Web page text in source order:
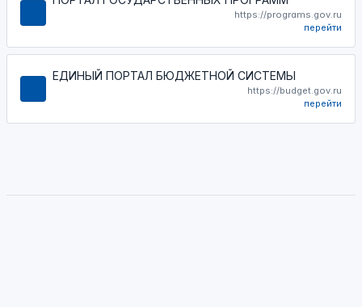
https://programs.gov.ru
перейти
ЕДИНЫЙ ПОРТАЛ БЮДЖЕТНОЙ СИСТЕМЫ
https://budget.gov.ru
перейти